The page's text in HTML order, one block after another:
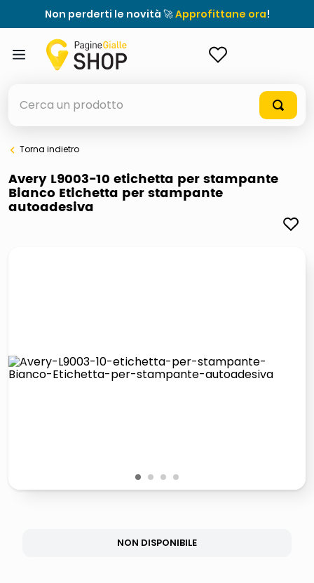
Non perderti le novità 🚀Approfittane ora!
elenchi telefonici
orologio parete
pattumiera raccolta differenziata
Torna indietro
Avery L9003-10 etichetta per stampante
Bianco Etichetta per stampante
autoadesiva
1 2 3 4
NON DISPONIBILE